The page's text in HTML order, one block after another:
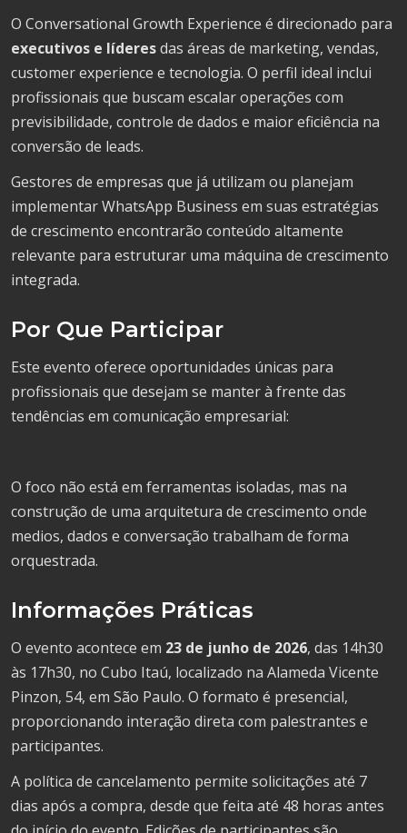
O Conversational Growth Experience é direcionado para
executivos e líderesdas áreas de marketing, vendas,
customer experience e tecnologia. O perfil ideal inclui
profissionais que buscam escalar operações com
previsibilidade, controle de dados e maior eficiência na
conversão de leads.
Gestores de empresas que já utilizam ou planejam
implementar WhatsApp Business em suas estratégias
de crescimento encontrarão conteúdo altamente
relevante para estruturar uma máquina de crescimento
integrada.
Por Que Participar
Este evento oferece oportunidades únicas para
profissionais que desejam se manter à frente das
tendências em comunicação empresarial:
O foco não está em ferramentas isoladas, mas na
construção de uma arquitetura de crescimento onde
medios, dados e conversação trabalham de forma
orquestrada.
Informações Práticas
O evento acontece em 23 de junho de 2026, das 14h30
às 17h30, no Cubo Itaú, localizado na Alameda Vicente
Pinzon, 54, em São Paulo. O formato é presencial,
proporcionando interação direta com palestrantes e
participantes.
A política de cancelamento permite solicitações até 7
dias após a compra, desde que feita até 48 horas antes